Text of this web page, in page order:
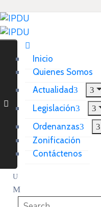
Inicio
Quienes Somos
Actualidad
Legislación
Ordenanzas
Zonificación
Contáctenos